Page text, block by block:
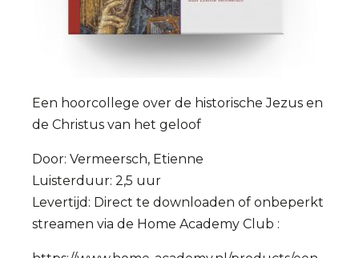
Een hoorcollege over de historische Jezus en
de Christus van het geloof
Door: Vermeersch, Etienne
Luisterduur: 2,5 uur
Levertijd: Direct te downloaden of onbeperkt
streamen via de Home Academy Club :